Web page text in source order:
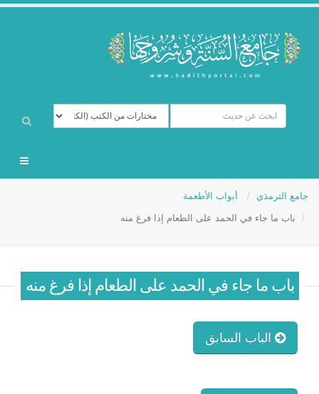
جامع الترمذي أبواب الأطعمة
باب ما جاء في الحمد على الطعام إذا فرغ منه
باب ما جاء في الحمد على الطعام إذا فرغ منه
الباب السابق